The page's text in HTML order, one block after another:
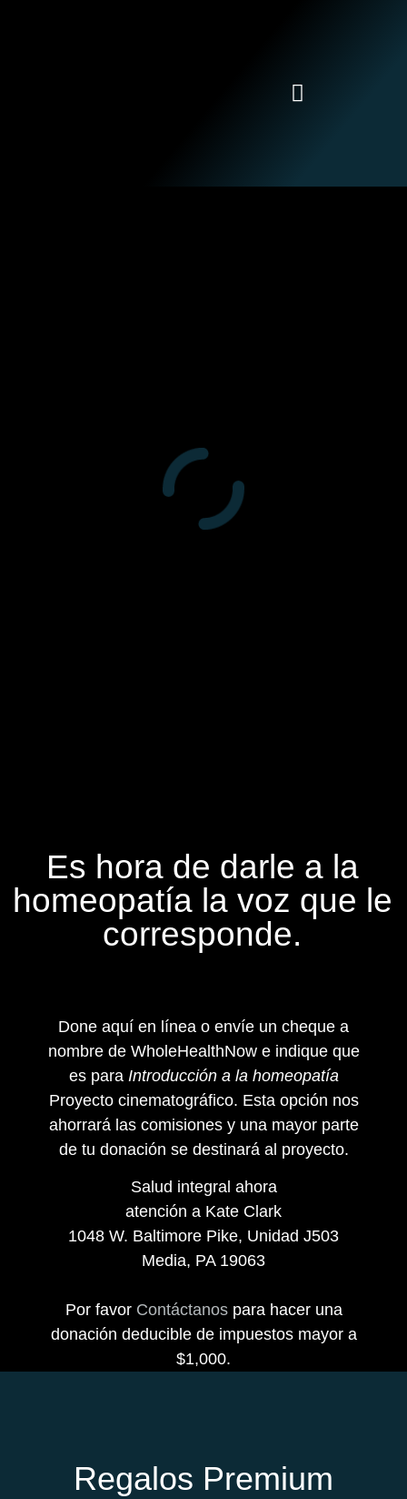
Es hora de darle a la
homeopatía la voz que le
corresponde.
Done aquí en línea o envíe un cheque a
nombre de WholeHealthNow e indique que
es para Introducción a la homeopatía
Proyecto cinematográfico. Esta opción nos
ahorrará las comisiones y una mayor parte
de tu donación se destinará al proyecto.
Salud integral ahora
atención a Kate Clark
1048 W. Baltimore Pike, Unidad J503
Media, PA 19063
Por favor Contáctanospara hacer una
donación deducible de impuestos mayor a
$1,000.
Regalos Premium